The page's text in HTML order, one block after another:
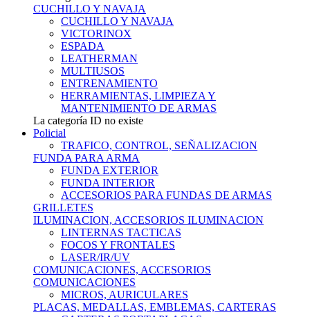
CUCHILLO Y NAVAJA
CUCHILLO Y NAVAJA
VICTORINOX
ESPADA
LEATHERMAN
MULTIUSOS
ENTRENAMIENTO
HERRAMIENTAS, LIMPIEZA Y
MANTENIMIENTO DE ARMAS
La categoría ID no existe
Policial
TRAFICO, CONTROL, SEÑALIZACION
FUNDA PARA ARMA
FUNDA EXTERIOR
FUNDA INTERIOR
ACCESORIOS PARA FUNDAS DE ARMAS
GRILLETES
ILUMINACION, ACCESORIOS ILUMINACION
LINTERNAS TACTICAS
FOCOS Y FRONTALES
LASER/IR/UV
COMUNICACIONES, ACCESORIOS
COMUNICACIONES
MICROS, AURICULARES
PLACAS, MEDALLAS, EMBLEMAS, CARTERAS